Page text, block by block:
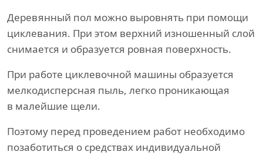
Деревянный пол можно выровнять при помощи
циклевания. При этом верхний изношенный слой
снимается и образуется ровная поверхность.
При работе циклевочной машины образуется
мелкодисперсная пыль, легко проникающая
в малейшие щели.
Поэтому перед проведением работ необходимо
позаботиться о средствах индивидуальной